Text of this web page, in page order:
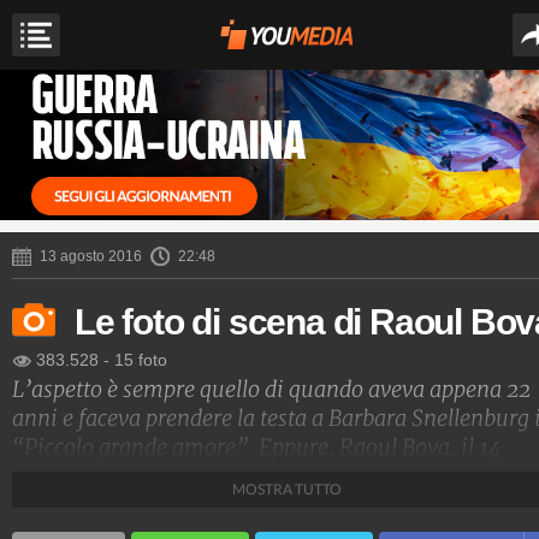
13 agosto 2016 22:48
Le foto di scena di Raoul
383.528 - 15 foto
L’aspetto è sempre quello di quando aveva appena 22
anni e faceva prendere la testa a Barbara Snellenburg
“Piccolo grande amore”. Eppure, Raoul Bova, il 14
per il cinema e 26 tra serie e film tv, diventando il sex
MOSTRA TUTTO